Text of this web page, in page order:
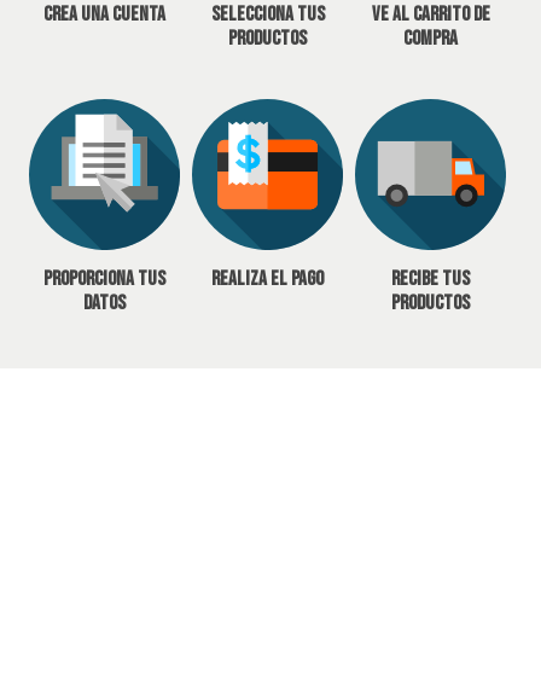
Crea una cuenta
Selecciona tus
productos
Ve al carrito de
compra
Proporciona tus
datos
Realiza el pago
Recibe tus
productos